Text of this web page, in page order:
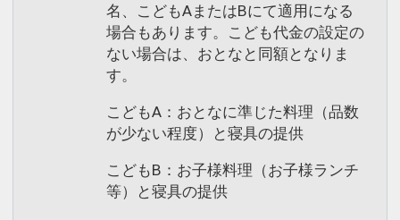
名、こどもAまたはBにて適用になる
場合もあります。こども代金の設定の
ない場合は、おとなと同額となりま
す。
こどもA：おとなに準じた料理（品数
が少ない程度）と寝具の提供
こどもB：お子様料理（お子様ランチ
等）と寝具の提供